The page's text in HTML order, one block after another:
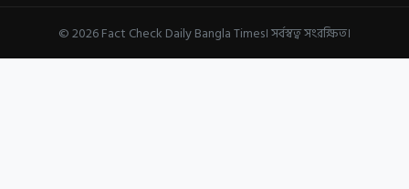
© 2026 Fact Check Daily Bangla Times। সর্বস্বত্ব সংরক্ষিত।